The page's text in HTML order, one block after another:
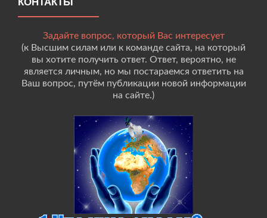
Задайте вопрос, который Вас интересует
(к Высшим силам или к команде сайта, на который
вы хотите получить ответ. Ответ, вероятно, не
является личным, но мы постараемся ответить на
Ваш вопрос, путём публикации новой информации
на сайте.)